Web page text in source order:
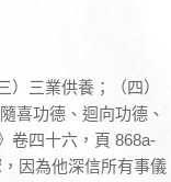
三業供養；（四）
喜功德、迴向功德、
卷四十六，頁 868a-
因為他深信所有事儀